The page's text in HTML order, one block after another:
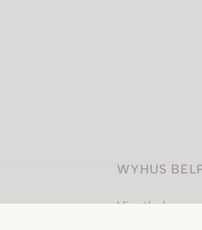
WYHUS
Vinothek